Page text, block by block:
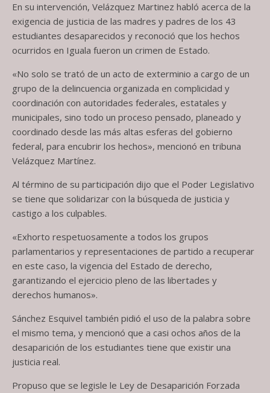
En su intervención, Velázquez Martinez habló acerca de la
exigencia de justicia de las madres y padres de los 43
estudiantes desaparecidos y reconoció que los hechos
ocurridos en Iguala fueron un crimen de Estado.
«No solo se trató de un acto de exterminio a cargo de un
grupo de la delincuencia organizada en complicidad y
coordinación con autoridades federales, estatales y
municipales, sino todo un proceso pensado, planeado y
coordinado desde las más altas esferas del gobierno
federal, para encubrir los hechos», mencionó en tribuna
Velázquez Martínez.
Al término de su participación dijo que el Poder Legislativo
se tiene que solidarizar con la búsqueda de justicia y
castigo a los culpables.
«Exhorto respetuosamente a todos los grupos
parlamentarios y representaciones de partido a recuperar
en este caso, la vigencia del Estado de derecho,
garantizando el ejercicio pleno de las libertades y
derechos humanos».
Sánchez Esquivel también pidió el uso de la palabra sobre
el mismo tema, y mencionó que a casi ochos años de la
desaparición de los estudiantes tiene que existir una
justicia real.
Propuso que se legisle le Ley de Desaparición Forzada